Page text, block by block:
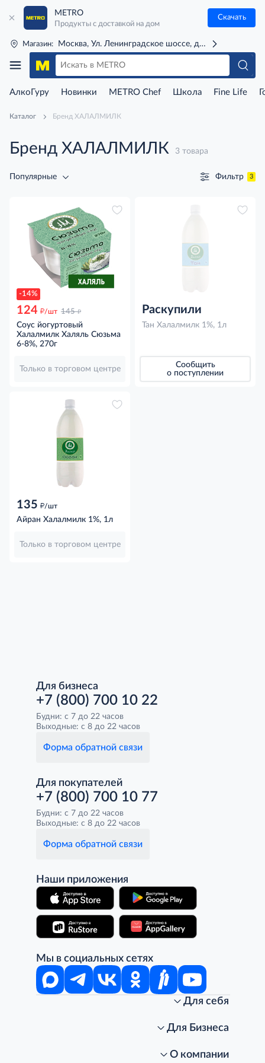
METRO
Продукты с доставкой на дом
Скачать
Магазин: Москва, Ул. Ленинградское шоссе, д. 71Г (м. Речной
АлкоГуру Новинки METRO Chef Школа Fine Life
Каталог Бренд ХАЛАЛМИЛК
Бренд ХАЛАЛМИЛК 3 товара
Популярные Фильтр 3
-14%
124 д/шт 145 д
Соус йогуртовый
Халалмилк Халяль Сюзьма
6-8%, 270г
Только в торговом центре
Раскупили
Тан Халалмилк 1%, 1л
Сообщить
о поступлении
135 д/шт
Айран Халалмилк 1%, 1л
Только в торговом центре
Для бизнеса
+7 (800) 700 10 22
Будни: с 7 до 22 часов
Выходные: с 8 до 22 часов
Форма обратной связи
Для покупателей
+7 (800) 700 10 77
Будни: с 7 до 22 часов
Выходные: с 8 до 22 часов
Форма обратной связи
Наши приложения
Мы в социальных сетях
Для себя
Стань клиентом METRO
Для Бизнеса
О компании